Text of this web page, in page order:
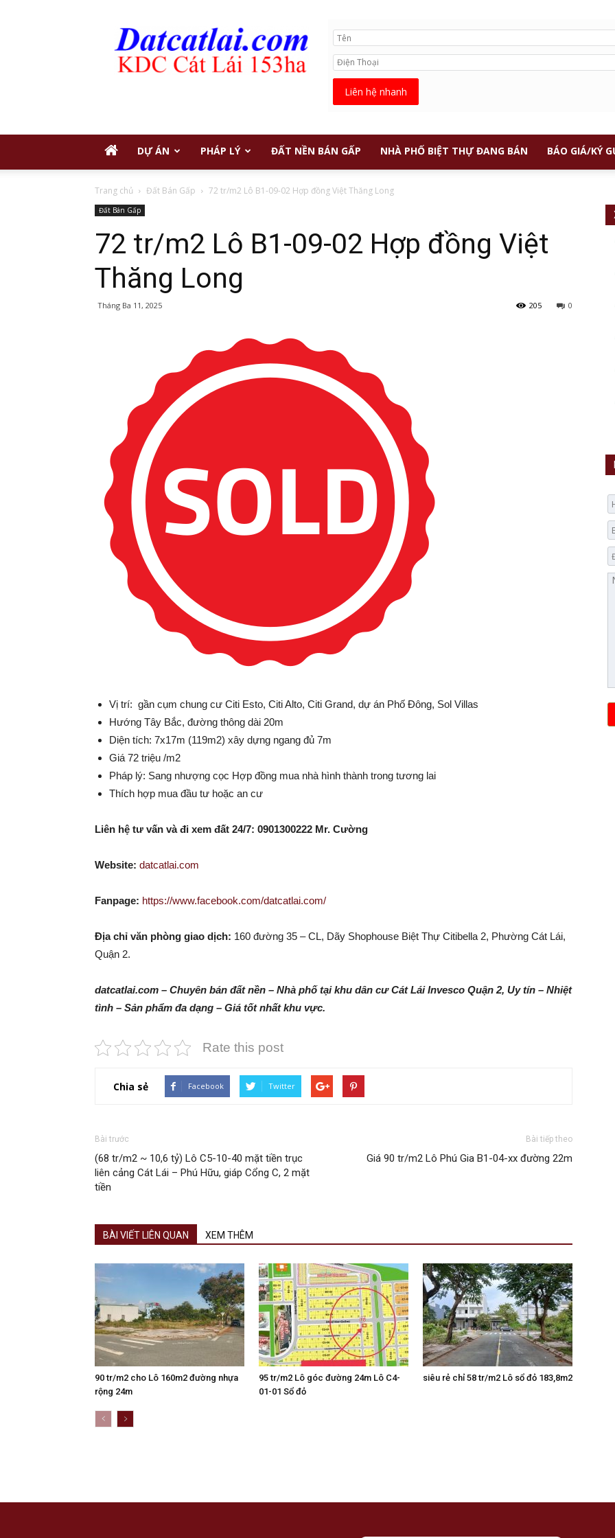
Đất
Nền
Cát
Lái
Liên hệ nhanh
DỰ ÁN PHÁP LÝ ĐẤT NỀN BÁN GẤP NHÀ PHỐ BIỆT THỰ ĐANG BÁN BÁO GIÁ/KÝ
Trang chủ Đất Bán Gấp 72 tr/m2 Lô B1-09-02 Hợp đồng Việt Thăng Long
Đất Bán Gấp
72 tr/m2 Lô B1-09-02 Hợp đồng Việt
Thăng Long
Tháng Ba 11, 2025 0
205
Vị trí: gần cụm chung cư Citi Esto, Citi Alto, Citi Grand, dự án Phố Đông, Sol Villas
Hướng Tây Bắc, đường thông dài 20m
Diện tích: 7x17m (119m2) xây dựng ngang đủ 7m
Giá 72 triệu /m2
Pháp lý: Sang nhượng cọc Hợp đồng mua nhà hình thành trong tương lai
Thích hợp mua đầu tư hoặc an cư
Liên hệ tư vấn và đi xem đất 24/7: 0901300222 Mr. Cường
Website: datcatlai.com
Fanpage: https://www.facebook.com/datcatlai.com/
Địa chỉ văn phòng giao dịch: 160 đường 35 – CL, Dãy Shophouse Biệt Thự Citibella 2, Phường Cát Lái,
Quận 2.
datcatlai.com – Chuyên bán đất nền – Nhà phố tại khu dân cư Cát Lái Invesco Quận 2, Uy tín – Nhiệt
tình – Sản phẩm đa dạng – Giá tốt nhất khu vực.
Rate this post
Chia sẻ Facebook Twitter
Bài trước
(68 tr/m2 ~ 10,6 tỷ) Lô C5-10-40 mặt tiền trục
liên cảng Cát Lái – Phú Hữu, giáp Cổng C, 2 mặt
tiền
Bài tiếp theo
Giá 90 tr/m2 Lô Phú Gia B1-04-xx đường 22m
BÀI VIẾT LIÊN QUAN XEM THÊM
90 tr/m2 cho Lô 160m2 đường nhựa
rộng 24m
95 tr/m2 Lô góc đường 24m Lô C4-
01-01 Sổ đỏ
siêu rẻ chỉ 58 tr/m2 Lô sổ đỏ 183,8m2